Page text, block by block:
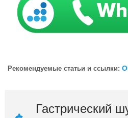
Рекомендуемые статьи и ссылки:
Гастрический